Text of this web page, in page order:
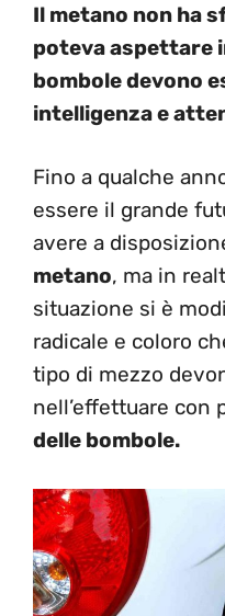
Il metano non ha
poteva aspettare
bombole devono
intelligenza e
Fino a qualche
essere il grande
avere a
metano, ma in
situazione si è
radicale e coloro
tipo di mezzo
nell’effettuare con
delle bombole.